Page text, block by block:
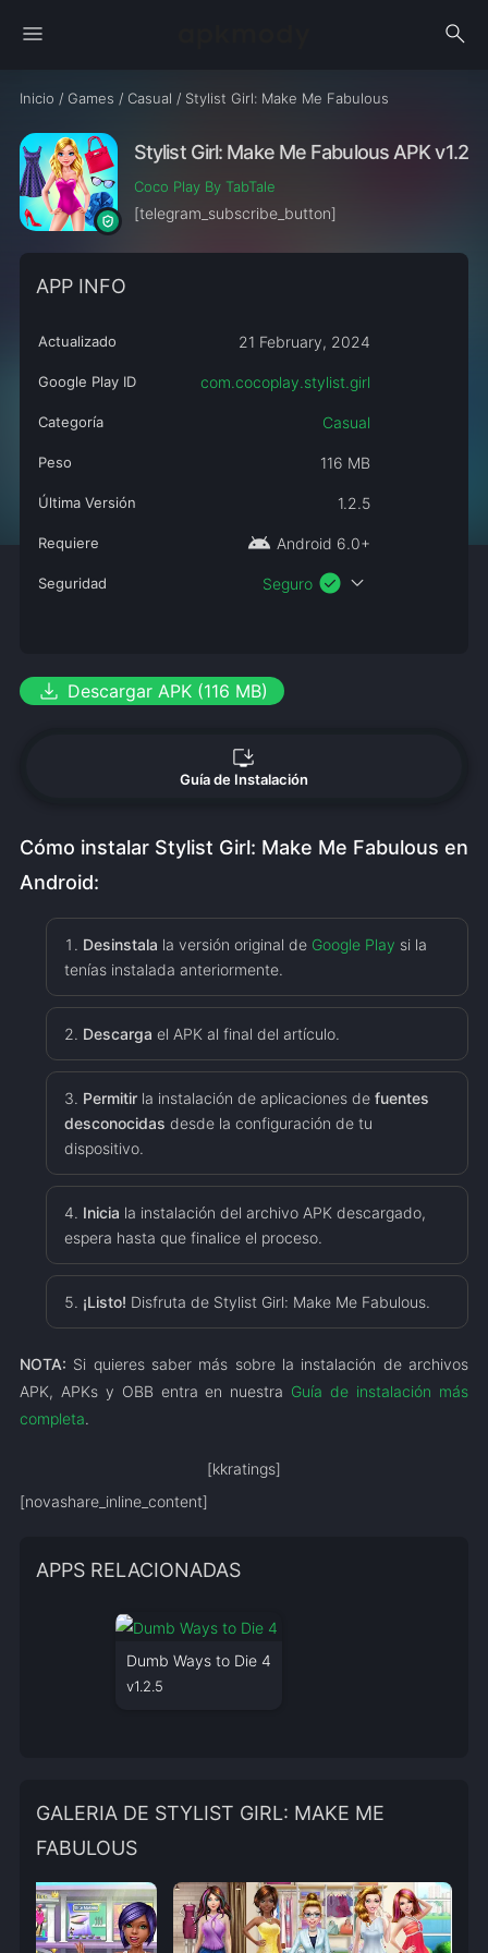
menu search
Inicio / Games / Casual / Stylist Girl: Make Me Fabulous
Stylist Girl: Make Me Fabulous APK v1.2.5
Coco Play By TabTale
[telegram_subscribe_button]
APP INFO
Actualizado 21 February, 2024
Google Play ID com.cocoplay.stylist.girl
Categoría Casual
Peso 116 MB
Última Versión 1.2.5
Requiere android Android 6.0+
Seguridad Seguro check_circle expand_more
download Descargar APK (116 MB)
install_desktop
Guía de Instalación
Cómo instalar Stylist Girl: Make Me Fabulous en
Android:
Desinstala la versión original de Google Play si la
tenías instalada anteriormente.
Descarga el APK al final del artículo.
Permitirla instalación de aplicaciones de fuentes
desconocidas desde la configuración de tu
dispositivo.
Inicia la instalación del archivo APK descargado,
espera hasta que finalice el proceso.
¡Listo! Disfruta de Stylist Girl: Make Me Fabulous.
NOTA: Si quieres saber más sobre la instalación de archivos
APK, APKs y OBB entra en nuestra Guía de instalación más
completa.
[kkratings]
[novashare_inline_content]
APPS RELACIONADAS
Dumb Ways to Die 4
v1.2.5
GALERIA DE STYLIST GIRL: MAKE ME
FABULOUS